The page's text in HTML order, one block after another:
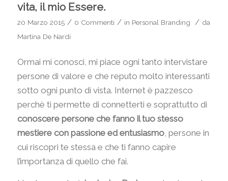
vita, il mio Essere.
20 Marzo 2015 / 0 Commenti / in Personal Branding / da
Martina De Nardi
Ormai mi conosci, mi piace ogni tanto intervistare
persone di valore e che reputo molto interessanti
sotto ogni punto di vista. Internet è pazzesco
perchè ti permette di connetterti e soprattutto di
conoscere persone che fanno il tuo stesso
mestiere con passione ed entusiasmo, persone in
cui riscopri te stessa e che ti fanno capire
l’importanza di quello che fai.